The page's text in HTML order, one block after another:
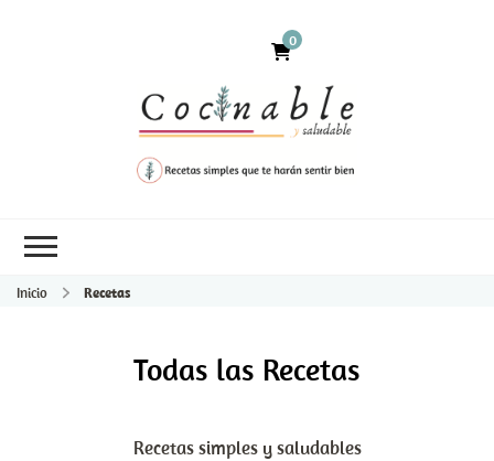
0
Inicio Recetas
Todas las Recetas
Recetas simples y saludables